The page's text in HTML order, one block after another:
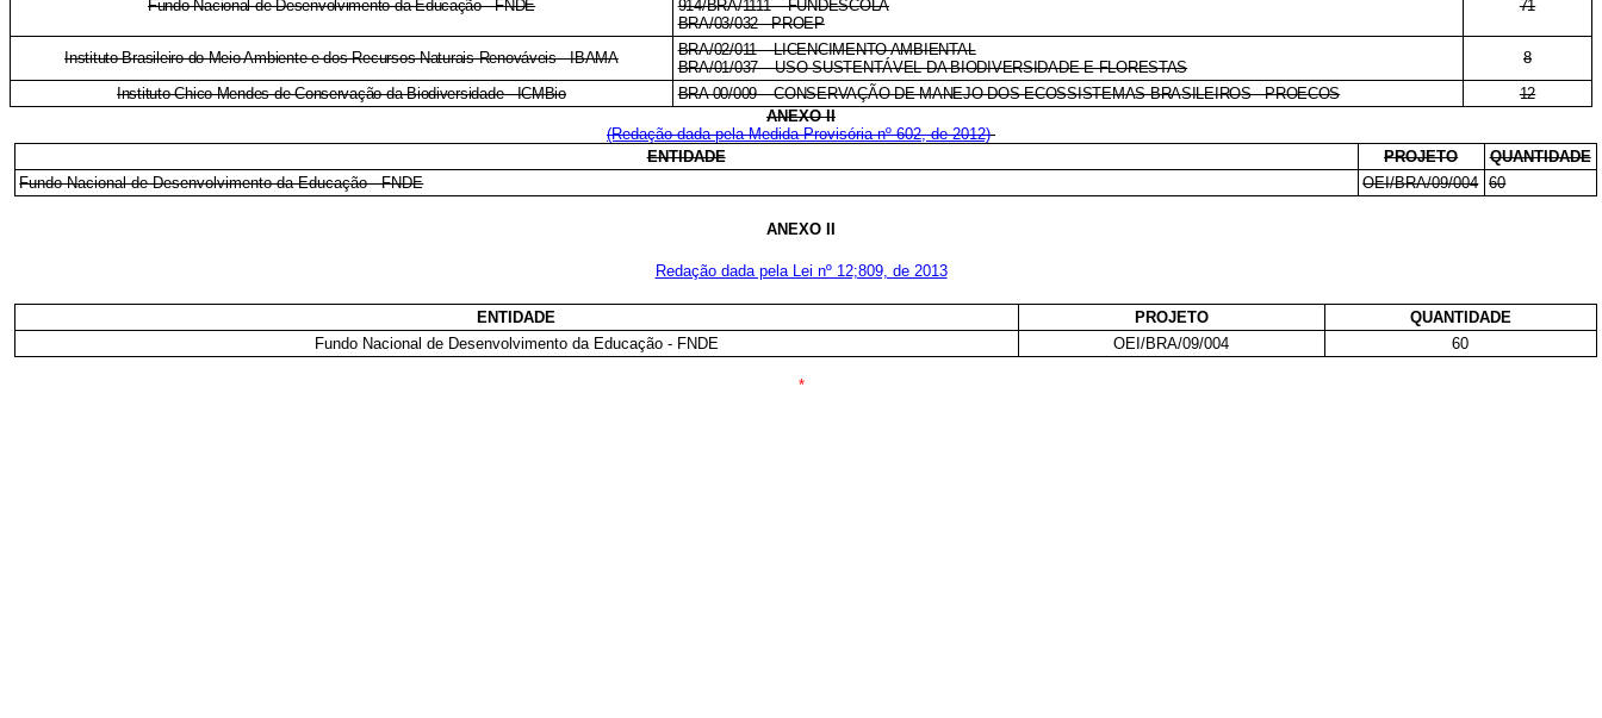
Fundo Nacional de Desenvolvimento da Educação - FNDE
914/BRA/1111 – FUNDESCOLA
BRA/03/032 - PROEP
71
Instituto Brasileiro do Meio Ambiente e dos Recursos Naturais Renováveis - IBAMA
BRA/02/011 – LICENCIMENTO AMBIENTAL
BRA/01/037 – USO SUSTENTÁVEL DA BIODIVERSIDADE E FLORESTAS
8
Instituto Chico Mendes de Conservação da Biodiversidade - ICMBio
BRA 00/009 – CONSERVAÇÃO DE MANEJO DOS ECOSSISTEMAS BRASILEIROS - PROECOS
12
ANEXO II
(Redação dada pela Medida Provisória nº 602, de 2012)
ENTIDADE
PROJETO
QUANTIDADE
Fundo Nacional de Desenvolvimento da Educação - FNDE
OEI/BRA/09/004 60
ANEXO II
Redação dada pela Lei nº 12;809, de 2013
ENTIDADE PROJETO
QUANTIDADE
Fundo Nacional de Desenvolvimento da Educação - FNDE
OEI/BRA/09/004 60
*